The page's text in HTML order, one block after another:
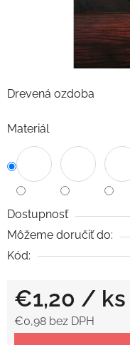
Drevená ozdoba
Materiál
Dostupnosť
Môžeme doručiť do:
Kód:
€1,20 / ks
€0,98 bez DPH